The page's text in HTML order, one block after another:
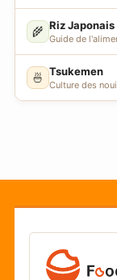
🌾 Riz Japonais
Guide de
🍜 Tsukemen
Culture des